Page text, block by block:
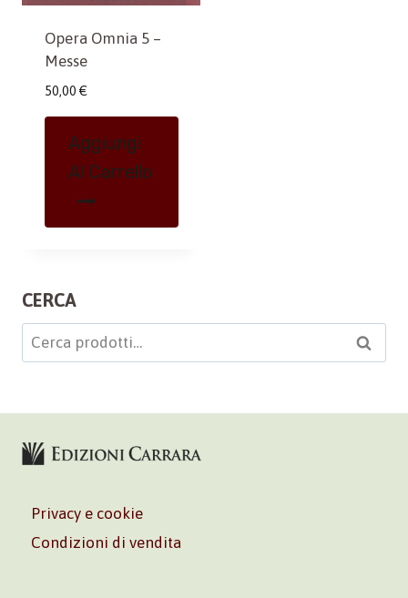
Opera Omnia 5 –
Messe
50,00 €
Aggiungi
Al Carrello
CERCA
Cerca: Cerca
Privacy e cookie
Condizioni di vendita